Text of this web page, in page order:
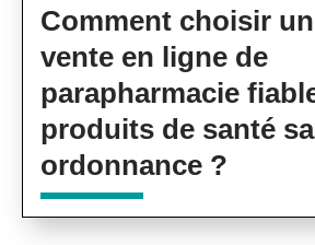
Comment choisir
vente en ligne de
parapharmacie
produits de santé
ordonnance ?